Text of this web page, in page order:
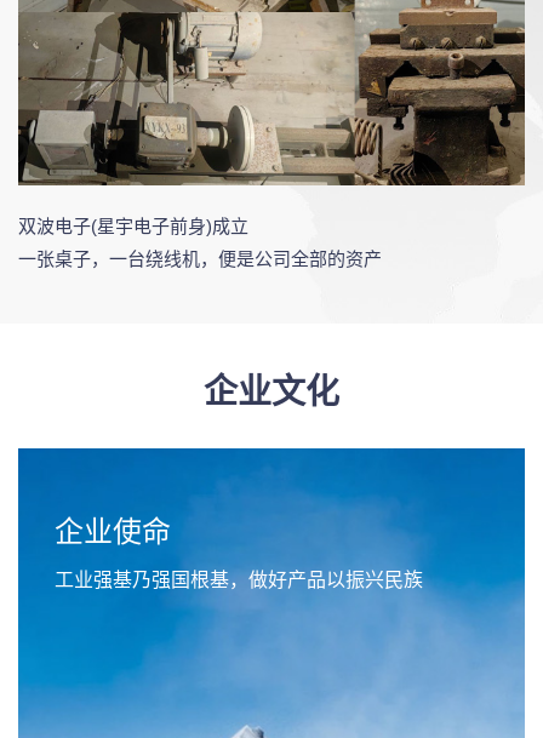
双波电子(星宇电子前身)成立
一张桌子，一台绕线机，便是公司全部的资产
企业文化
企业使命
工业强基乃强国根基，做好产品以振兴民族